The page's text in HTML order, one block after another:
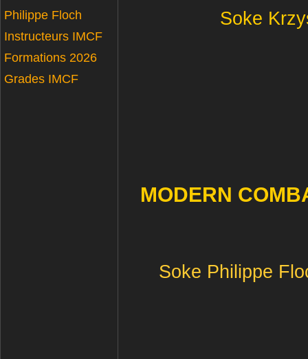
Philippe Floch
Instructeurs IMCF
Formations 2026
Grades IMCF
Soke
MODERN
Soke Philippe